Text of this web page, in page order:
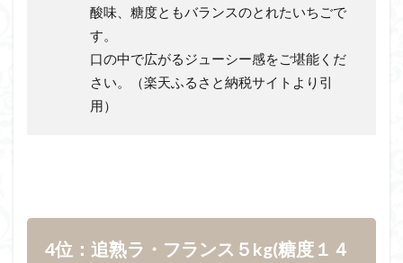
酸味、糖度ともバランスのとれたいちごで
す。
口の中で広がるジューシー感をご堪能くだ
さい。（楽天ふるさと納税サイトより引
用）
4位：追熟ラ・フランス５kg(糖度１４